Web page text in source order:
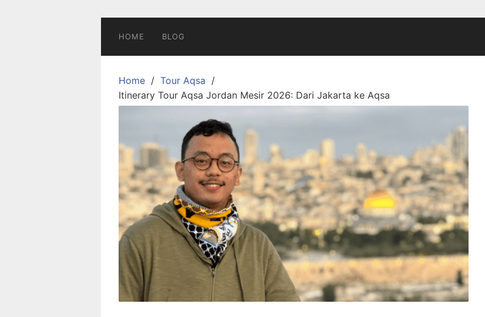
HOME BLOG
Home
Tour Aqsa
Itinerary Tour Aqsa Jordan Mesir 2026: Dari Jakarta ke Aqsa